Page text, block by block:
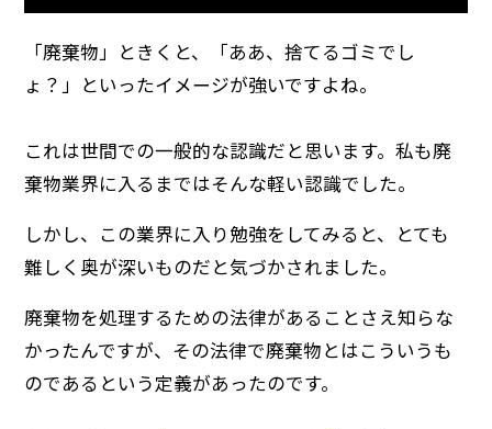
「廃棄物」ときくと、「ああ、捨てるゴミでし
ょ？」といったイメージが強いですよね。
これは世間での一般的な認識だと思います。私も廃
棄物業界に入るまではそんな軽い認識でした。
しかし、この業界に入り勉強をしてみると、とても
難しく奥が深いものだと気づかされました。
廃棄物を処理するための法律があることさえ知らな
かったんですが、その法律で廃棄物とはこういうも
のであるという定義があったのです。